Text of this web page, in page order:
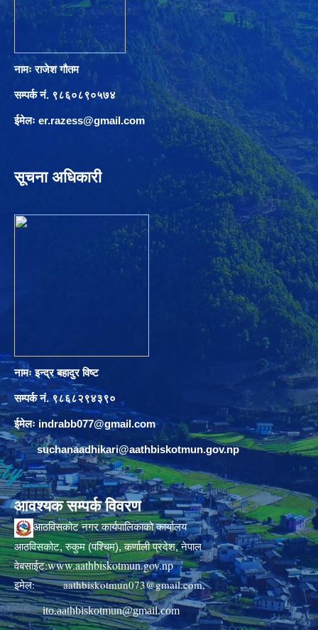
नामः राजेश गौतम
सम्पर्क नं. ९८६०८९०५७४
ईमेलः er.razess@gmail.com
सूचना अधिकारी
नामः इन्द्र बहादुर विष्ट
सम्पर्क नं. ९८६८२९४३९०
ईमेलः indrabb077@gmail.com
suchanaadhikari@aathbiskotmun.gov.np
आवश्यक सम्पर्क विवरण
आठविसकोट नगर कार्यपालिकाको कार्यालय
आठविसकोट, रुकुम (पश्चिम), कर्णाली प्रदेश, नेपाल
वेबसाईट:www.aathbiskotmun.gov.np
इमेल:aathbiskotmun073@gmail.com,
ito.aathbiskotmun@gmail.com